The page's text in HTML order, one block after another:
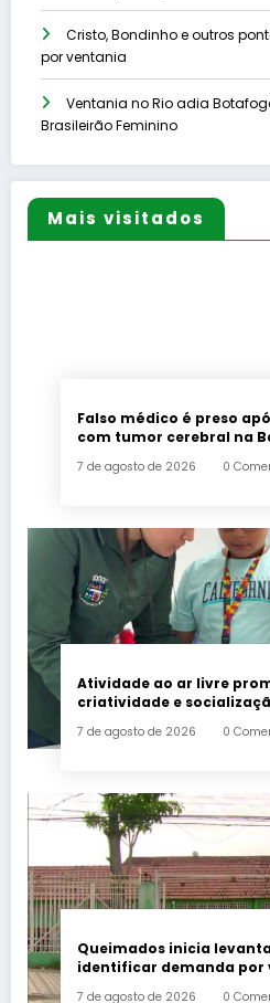
Cristo, Bondinho e outros
por ventania
Ventania no Rio adia
Brasileirão Feminino
Mais visitados
Falso médico é preso
com tumor cerebral na
7 de agosto de 2026 0
Atividade ao ar livre
criatividade e
7 de agosto de 2026 0
Queimados inicia
identificar demanda por
7 de agosto de 2026 0